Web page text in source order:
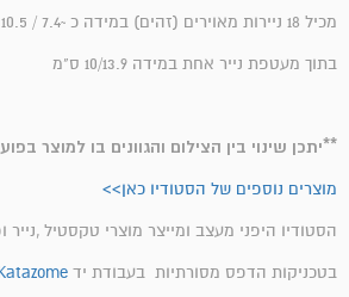
מכיל 18 ניירות מאוירים (זהים) במידה כ ~7.4 / 10.5 ס"מ
בתוך מעטפת נייר אחת במידה 10/13.9 ס"מ
**יתכן שינוי בין הצילום והגוונים בו למוצר
מוצרים נוספים של הסטודיו כאן>>
הסטודיו היפני מעצב ומייצר מוצרי טקסטיל ,נייר
בטכניקות הדפס מסורתיות בעבודת יד